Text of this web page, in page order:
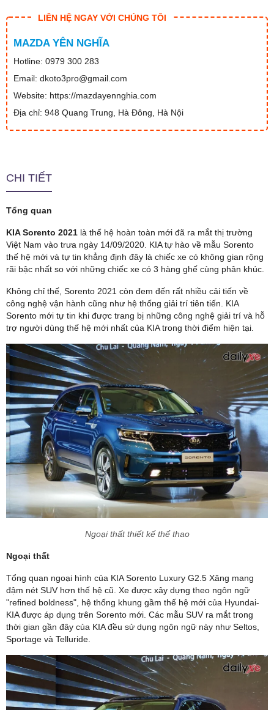
LIÊN HỆ NGAY VỚI CHÚNG TÔI
MAZDA YÊN NGHĨA
Hotline: 0979 300 283
Email: dkoto3pro@gmail.com
Website: https://mazdayennghia.com
Địa chỉ: 948 Quang Trung, Hà Đông, Hà Nội
CHI TIẾT
Tổng quan
KIA Sorento 2021 là thế hệ hoàn toàn mới đã ra mắt thị trường
Việt Nam vào trưa ngày 14/09/2020. KIA tự hào về mẫu Sorento
thế hệ mới và tự tin khẳng định đây là chiếc xe có không gian rộng
rãi bậc nhất so với những chiếc xe có 3 hàng ghế cùng phân khúc.
Không chỉ thế, Sorento 2021 còn đem đến rất nhiều cải tiến về
công nghệ vận hành cũng như hệ thống giải trí tiên tiến. KIA
Sorento mới tự tin khi được trang bị những công nghệ giải trí và hỗ
trợ người dùng thế hệ mới nhất của KIA trong thời điểm hiện tại.
Ngoại thất thiết kế thể thao
Ngoại thất
Tổng quan ngoại hình của KIA Sorento Luxury G2.5 Xăng mang
đậm nét SUV hơn thế hệ cũ. Xe được xây dựng theo ngôn ngữ
"refined boldness", hệ thống khung gầm thế hệ mới của Hyundai-
KIA được áp dụng trên Sorento mới. Các mẫu SUV ra mắt trong
thời gian gần đây của KIA đều sử dụng ngôn ngữ này như Seltos,
Sportage và Telluride.